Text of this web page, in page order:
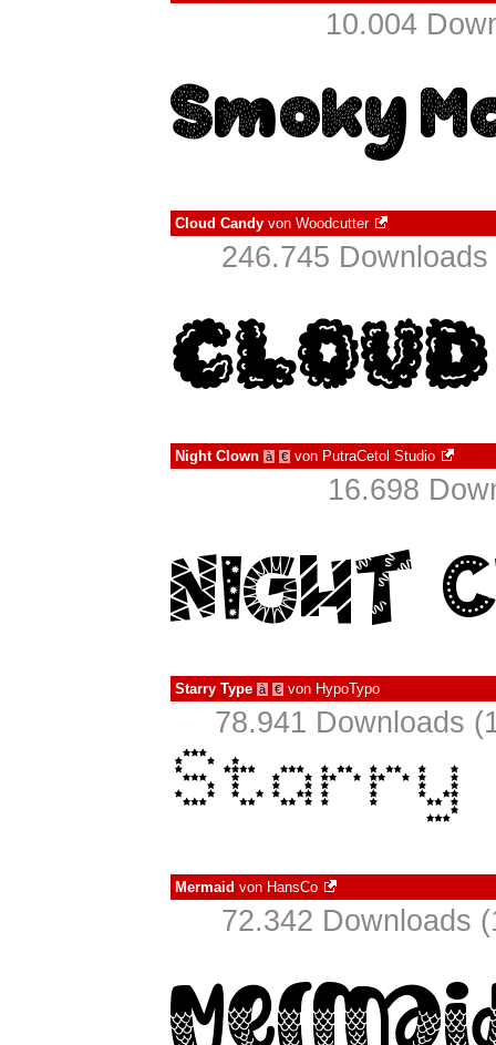
10.004
Cloud Candy von Woodcutter
246.745
Night Clown à € von PutraCetol Studio
16.698
Starry Type à € von HypoTypo
78.941 Downloads
Mermaid von HansCo
72.342 Downloads